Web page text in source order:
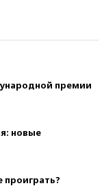
премии
новые